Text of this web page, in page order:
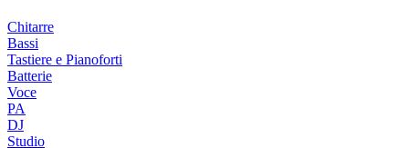
Chitarre
Bassi
Tastiere e Pianoforti
Batterie
Voce
PA
DJ
Studio